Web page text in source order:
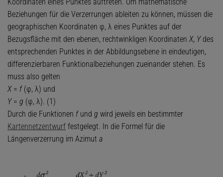
Beziehungen für die Verzerrungen ableiten zu können, müssen die
geographischen Koordinaten φ, λ eines Punktes auf der
Bezugsfläche mit den ebenen, rechtwinkligen Koordinaten X, Ydes
entsprechenden Punktes in der Abbildungsebene in eindeutigen,
differenzierbaren Funktionalbeziehungen zueinander stehen. Es
muss also gelten
X= f (φ, λ) und
Y= g (φ, λ). (1)
Durch die Funktionen fund g wird jeweils ein bestimmter
Kartennetzentwurf festgelegt. In die Formel für die
Längenverzerrung im Azimut a